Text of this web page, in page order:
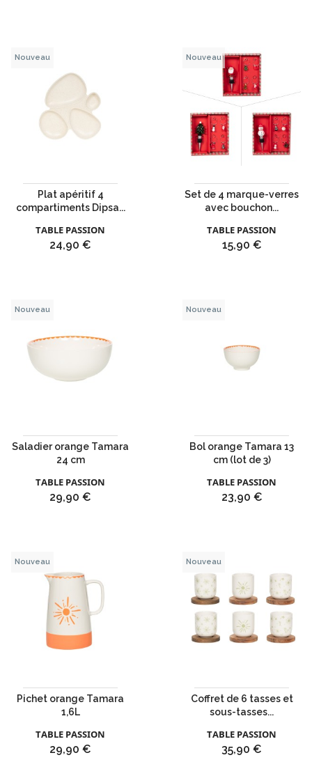
Plat apéritif 4
compartiments Dipsa...
TABLE PASSION
Prix
24,90 €
Nouveau
Set de 4 marque-verres
avec bouchon...
TABLE PASSION
Prix
15,90 €
Nouveau
Saladier orange Tamara
24 cm
TABLE PASSION
Prix
29,90 €
Nouveau
Bol orange Tamara 13
cm (lot de 3)
TABLE PASSION
Prix
23,90 €
Nouveau
Pichet orange Tamara
1,6L
TABLE PASSION
Prix
29,90 €
Nouveau
Coffret de 6 tasses et
sous-tasses...
TABLE PASSION
Prix
35,90 €
Nouveau